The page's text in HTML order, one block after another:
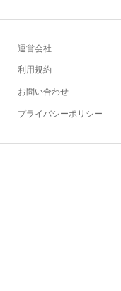
運営会社
利用規約
お問い合わせ
プライバシーポリシー